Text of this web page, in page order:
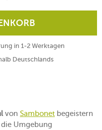
in 1-2 Werktagen
Deutschlands
von Sambonet begeistern
Umgebung